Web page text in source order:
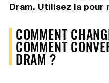
Dram. Utilisez la pour
COMMENT
COMMENT
DRAM ?